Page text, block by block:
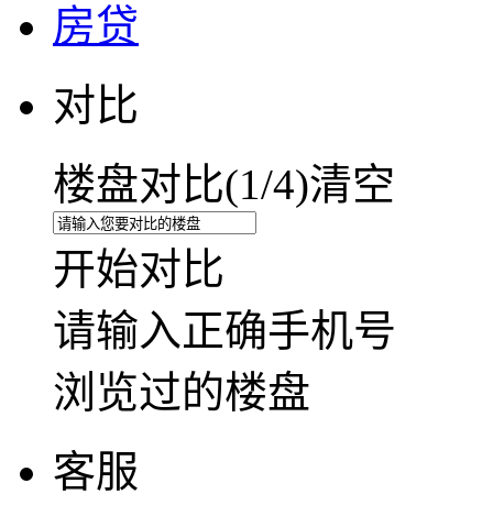
房贷
对比
楼盘对比(1/4)清空
开始对比
请输入正确手机号
浏览过的楼盘
客服